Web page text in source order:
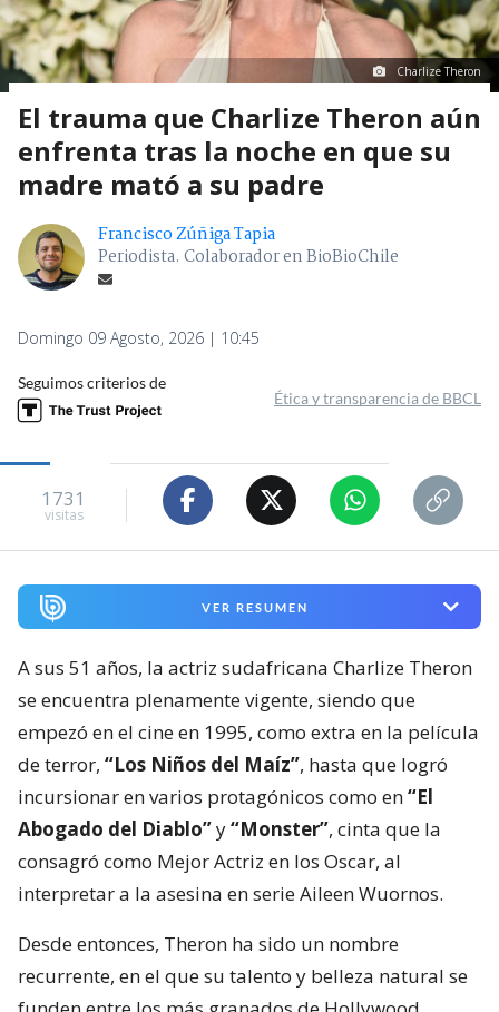
Charlize Theron
El trauma que Charlize Theron aún
enfrenta tras la noche en que su
madre mató a su padre
Francisco Zúñiga Tapia
Periodista. Colaborador en BioBioChile
Domingo 09 Agosto, 2026 | 10:45
Seguimos criterios de
Ética y transparencia de BBCL
1731
visitas
VER RESUMEN
A sus 51 años, la actriz sudafricana Charlize Theron
se encuentra plenamente vigente, siendo que
empezó en el cine en 1995, como extra en la película
de terror, “Los Niños del Maíz”, hasta que logró
incursionar en varios protagónicos como en“El
Abogado del Diablo”y“Monster”, cinta que la
consagró como Mejor Actriz en los Oscar, al
interpretar a la asesina en serie Aileen Wuornos.
Desde entonces, Theron ha sido un nombre
recurrente, en el que su talento y belleza natural se